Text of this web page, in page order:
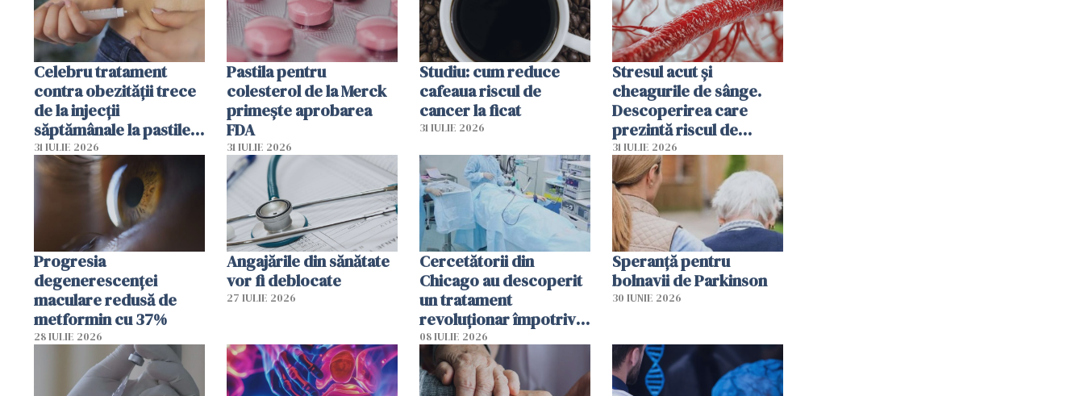
Celebru tratament
contra obezității trece
de la injecții
săptămânale la pastile
zilnice
31 IULIE 2026
Pastila pentru
colesterol de la Merck
primește aprobarea
FDA
31 IULIE 2026
Studiu: cum reduce
cafeaua riscul de
cancer la ficat
31 IULIE 2026
Stresul acut și
cheagurile de sânge.
Descoperirea care
prezintă riscul de
infarct
31 IULIE 2026
Progresia
degenerescenței
maculare redusă de
metformin cu 37%
28 IULIE 2026
Angajările din sănătate
vor fi deblocate
27 IULIE 2026
Cercetătorii din
Chicago au descoperit
un tratament
revoluționar împotriva
cancerului. Sunt
folosite chiar bacteriile
tumorale
08 IULIE 2026
Speranță pentru
bolnavii de Parkinson
30 IUNIE 2026